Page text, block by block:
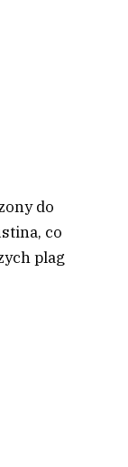
do
co
plag